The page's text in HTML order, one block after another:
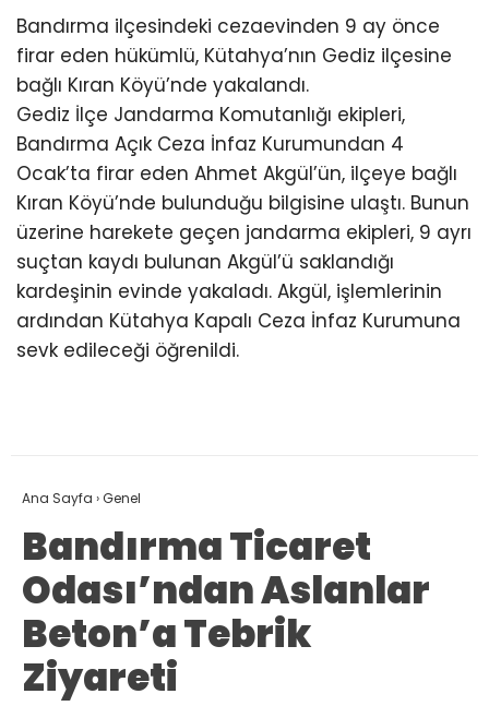
Bandırma ilçesindeki cezaevinden 9 ay önce
firar eden hükümlü, Kütahya’nın Gediz ilçesine
bağlı Kıran Köyü’nde yakalandı.
Gediz İlçe Jandarma Komutanlığı ekipleri,
Bandırma Açık Ceza İnfaz Kurumundan 4
Ocak’ta firar eden Ahmet Akgül’ün, ilçeye bağlı
Kıran Köyü’nde bulunduğu bilgisine ulaştı. Bunun
üzerine harekete geçen jandarma ekipleri, 9 ayrı
suçtan kaydı bulunan Akgül’ü saklandığı
kardeşinin evinde yakaladı. Akgül, işlemlerinin
ardından Kütahya Kapalı Ceza İnfaz Kurumuna
sevk edileceği öğrenildi.
Ana Sayfa ›Genel
Bandırma Ticaret
Odası’ndan Aslanlar
Beton’a Tebrik
Ziyareti